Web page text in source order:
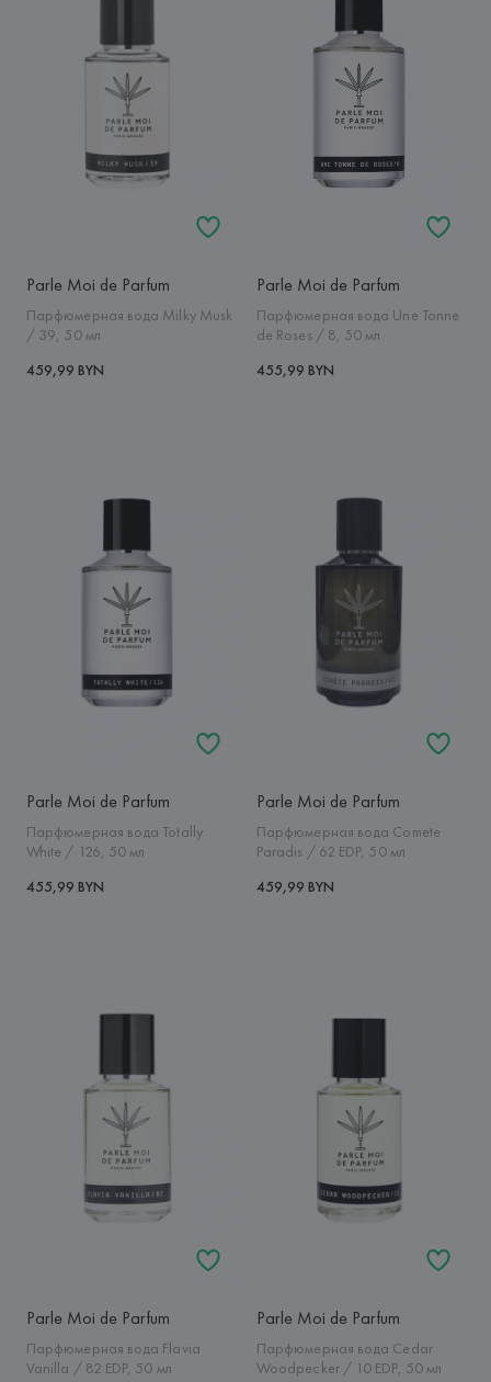
Parle Moi de Parfum
Парфюмерная вода Milky Musk
/ 39, 50 мл
459,99 BYN
Parle Moi de Parfum
Парфюмерная вода Une Tonne
de Roses / 8, 50 мл
455,99 BYN
Parle Moi de Parfum
Парфюмерная вода Totally
White / 126, 50 мл
455,99 BYN
Parle Moi de Parfum
Парфюмерная вода Comete
Paradis / 62 EDP, 50 мл
459,99 BYN
Parle Moi de Parfum
Парфюмерная вода Flavia
Vanilla / 82 EDP, 50 мл
Parle Moi de Parfum
Парфюмерная вода Cedar
Woodpecker / 10 EDP, 50 мл